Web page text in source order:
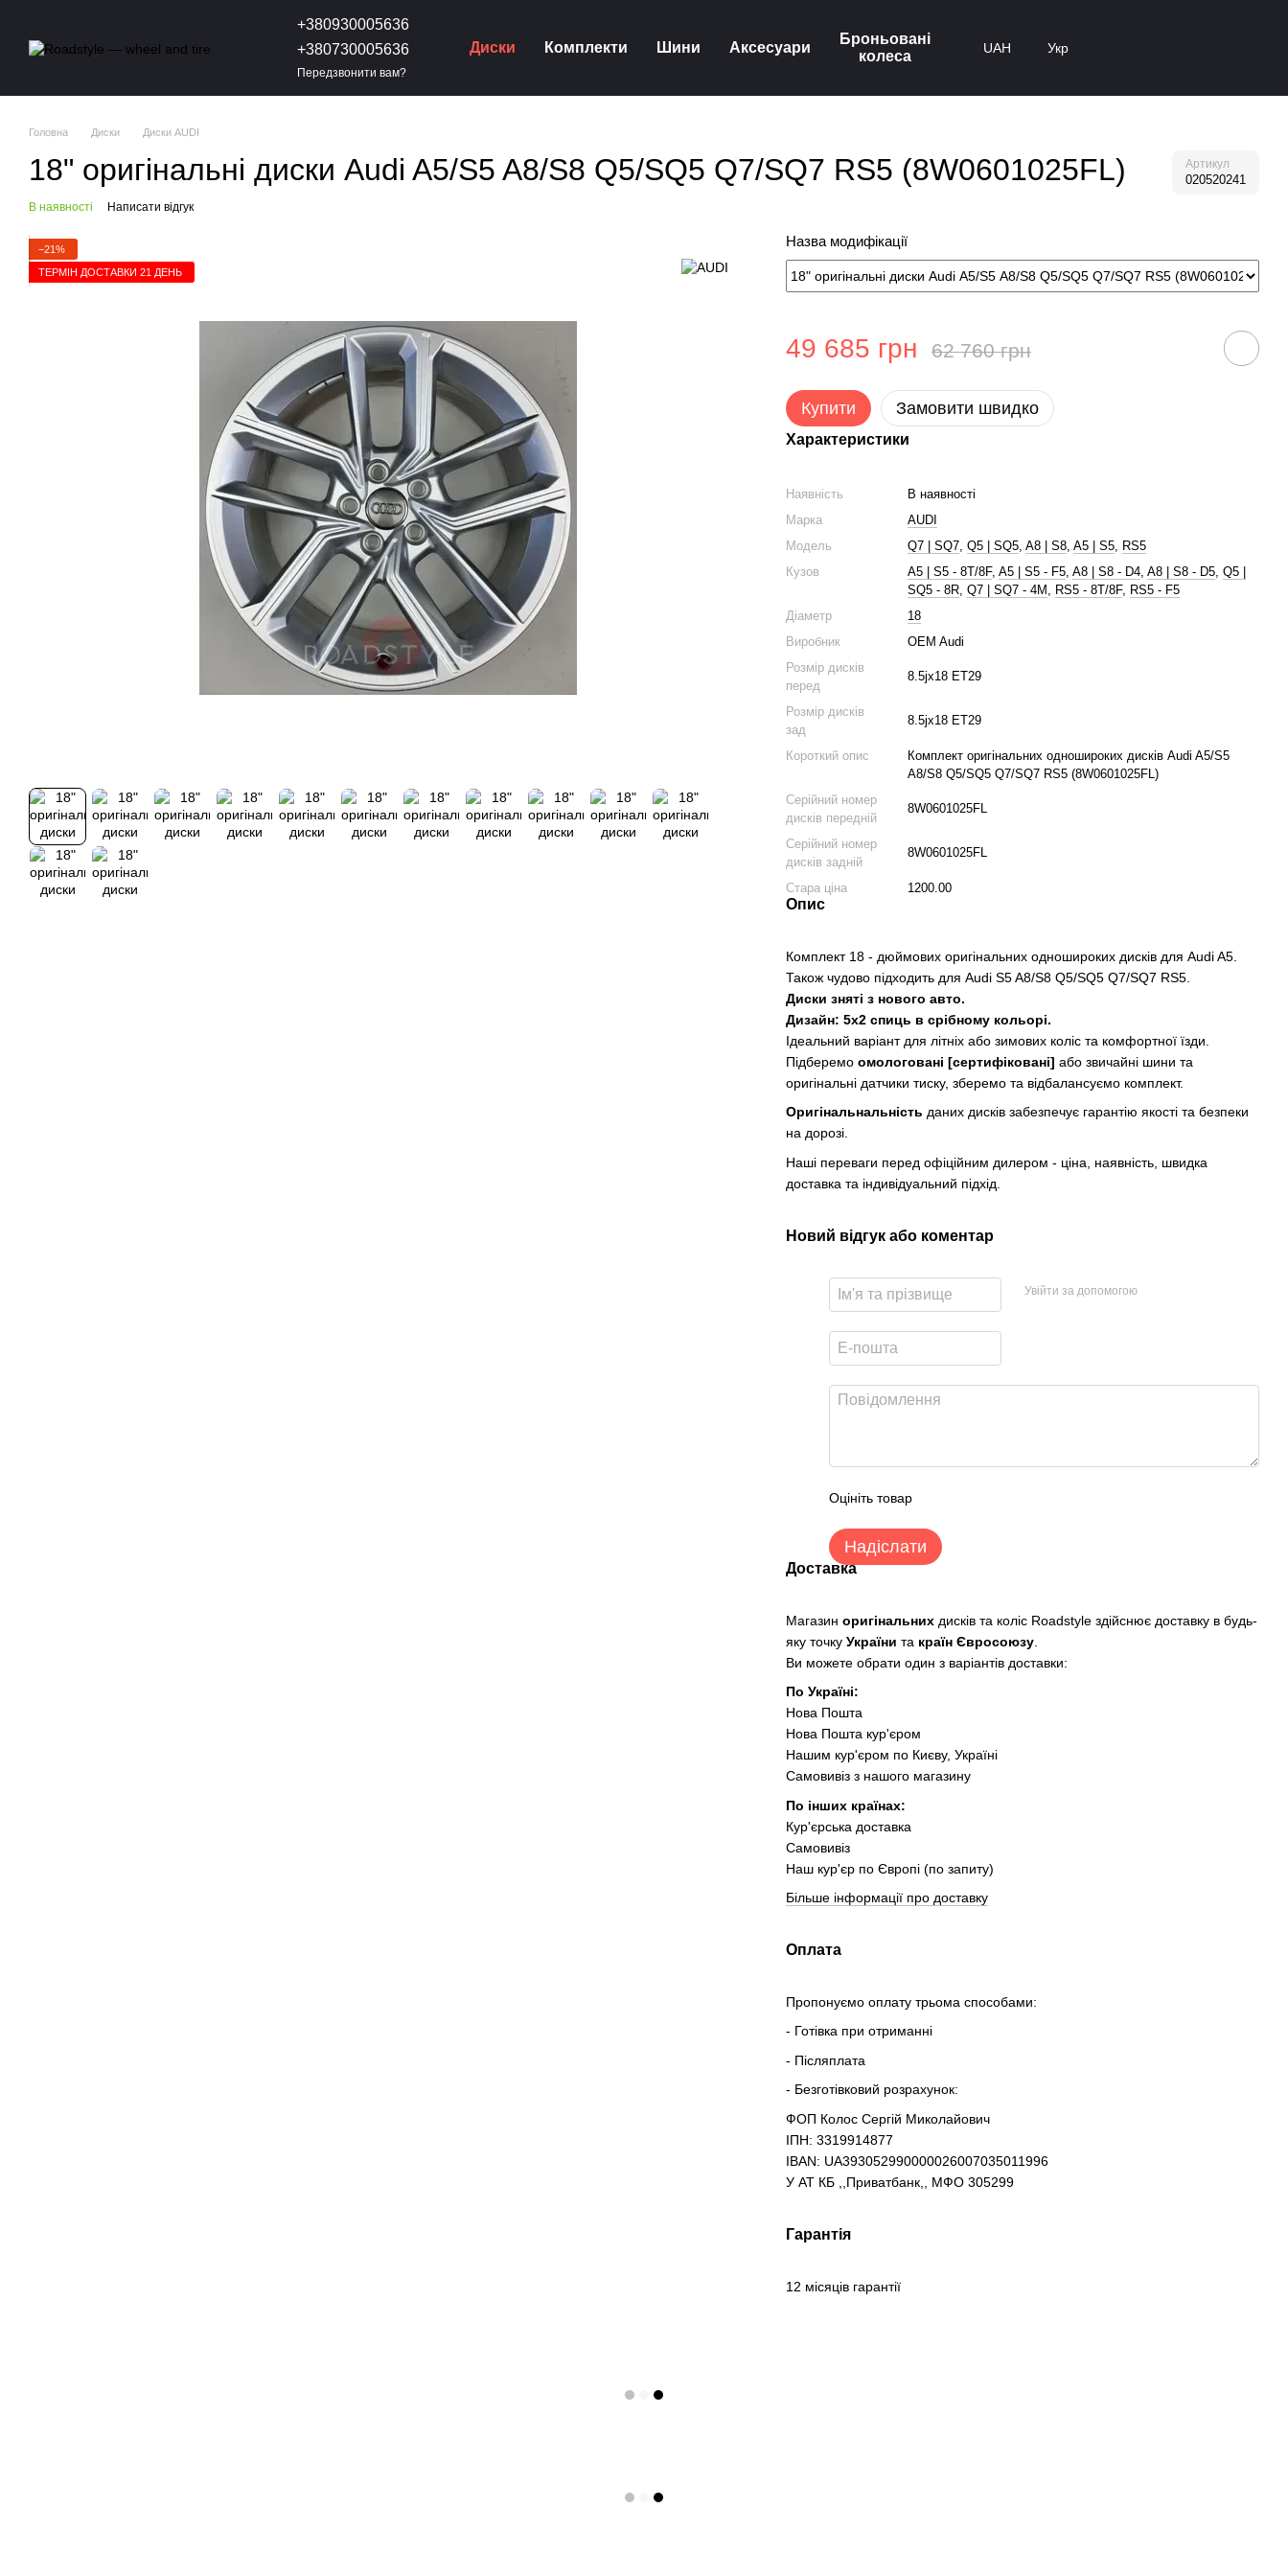
+380930005636
+380730005636
Передзвонити вам?
Диски Комплекти Шини Аксесуари
Броньовані
колеса
UAH Укр
Головна Диски Диски AUDI
18" оригінальні диски Audi A5/S5 A8/S8 Q5/SQ5 Q7/SQ7 RS5 (8W0601025FL) Артикул
020520241
В наявності Написати відгук
−21%
ТЕРМІН ДОСТАВКИ 21 ДЕНЬ
Назва модифікації
49 685 грн 62 760 грн
Купити Замовити швидко
Характеристики
Наявність
В наявності
Марка
AUDI
Модель
Q7 | SQ7,Q5 | SQ5,A8 | S8,A5 | S5, RS5
Кузов
A5 | S5 - 8T/8F,A5 | S5 - F5,A8 | S8 - D4,A8 | S8 - D5,Q5 |
SQ5 - 8R,Q7 | SQ7 - 4M , RS5 - 8T/8F, RS5 - F5
Діаметр
18
Виробник
OEM Audi
Розмір дисків
перед
8.5jx18 ET29
Розмір дисків
зад
8.5jx18 ET29
Короткий опис
Комплект оригінальних одношироких дисків Audi A5/S5
A8/S8 Q5/SQ5 Q7/SQ7 RS5 (8W0601025FL)
Серійний номер
дисків передній
8W0601025FL
Серійний номер
дисків задній
8W0601025FL
Стара ціна 1200.00
Опис
Комплект 18 - дюймових оригінальних одношироких дисків для Audi A5.
Також чудово підходить для Audi S5 A8/S8 Q5/SQ5 Q7/SQ7 RS5.
Диски зняті з нового авто.
Дизайн: 5х2 спиць в срібному кольорі.
Ідеальний варіант для літніх або зимових коліс та комфортної їзди.
Підберемоомологовані [сертифіковані] або звичайні шини та
оригінальні датчики тиску, зберемо та відбалансуємо комплект.
Оригінальнальність даних дисків забезпечує гарантію якості та безпеки
на дорозі.
Наші переваги перед офіційним дилером - ціна, наявність, швидка
доставка та індивідуальний підхід.
Новий відгук або коментар
Увійти за допомогою
Оцініть товар
Надіслати
Доставка
Магазиноригінальних дисків та коліс Roadstyle здійснює доставку в будь-
яку точкуУкраїнита країн Євросоюзу
Ви можете обрати один з варіантів доставки:
По Україні:
Нова Пошта
Нова Пошта кур'єром
Нашим кур'єром по Києву, Україні
Самовивіз з нашого магазину
По інших країнах:
Кур'єрська доставка
Самовивіз
Наш кур'єр по Європі (по запиту)
Більше інформації про доставку
Оплата
Пропонуємо оплату трьома способами:
- Готівка при отриманні
- Післяплата
- Безготівковий розрахунок:
ФОП Колос Сергій Миколайович
ІПН: 3319914877
IBAN: UA393052990000026007035011996
У АТ КБ ,,Приватбанк,, МФО 305299
Гарантія
12 місяців гарантії